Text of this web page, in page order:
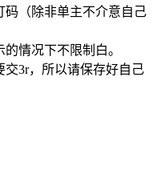
码（除非单主不介意自己
情况下不限制白。
交3r，所以请保存好自己